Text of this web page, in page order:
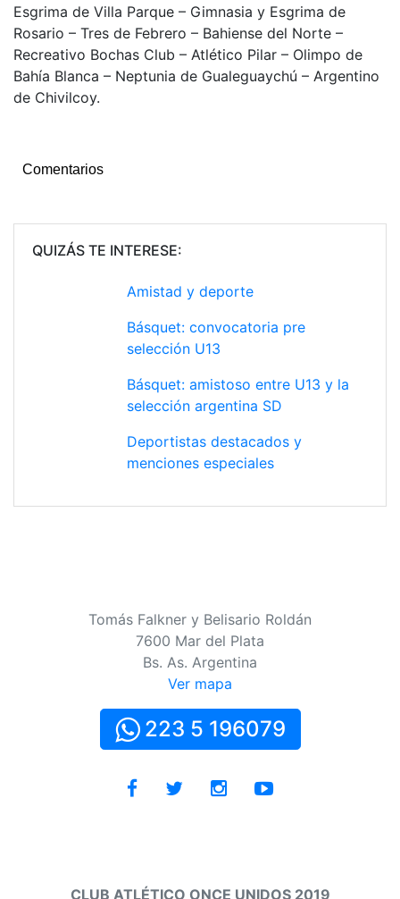
Esgrima de Villa Parque – Gimnasia y Esgrima de
Rosario – Tres de Febrero – Bahiense del Norte –
Recreativo Bochas Club – Atlético Pilar – Olimpo de
Bahía Blanca – Neptunia de Gualeguaychú – Argentino
de Chivilcoy.
Comentarios
QUIZÁS TE INTERESE:
Amistad y deporte
Básquet: convocatoria pre
selección U13
Básquet: amistoso entre U13 y la
selección argentina SD
Deportistas destacados y
menciones especiales
Tomás Falkner y Belisario Roldán
7600 Mar del Plata
Bs. As. Argentina
Ver mapa
223 5 196079
CLUB ATLÉTICO ONCE UNIDOS 2019